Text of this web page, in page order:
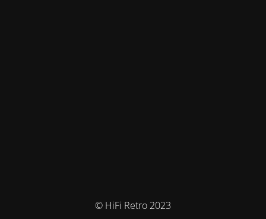
© HiFi Retro 2023